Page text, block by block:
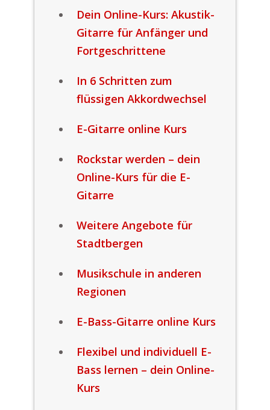
Dein Online-Kurs: Akustik-
Gitarre für Anfänger und
Fortgeschrittene
In 6 Schritten zum
flüssigen Akkordwechsel
E-Gitarre online Kurs
Rockstar werden – dein
Online-Kurs für die E-
Gitarre
Weitere Angebote für
Stadtbergen
Musikschule in anderen
Regionen
E-Bass-Gitarre online Kurs
Flexibel und individuell E-
Bass lernen – dein Online-
Kurs